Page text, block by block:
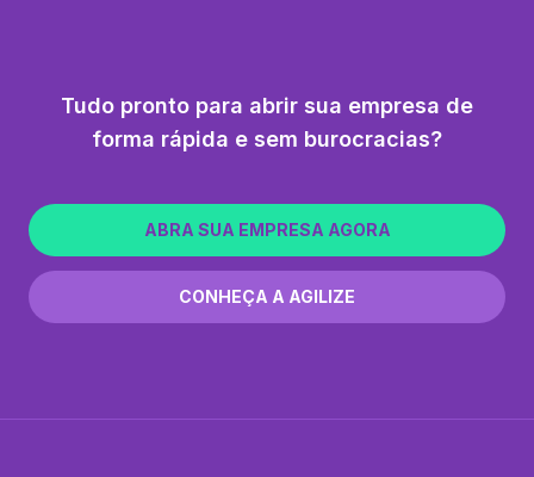
Tudo pronto para abrir sua empresa de
forma rápida e sem burocracias?
ABRA SUA EMPRESA AGORA
CONHEÇA A AGILIZE